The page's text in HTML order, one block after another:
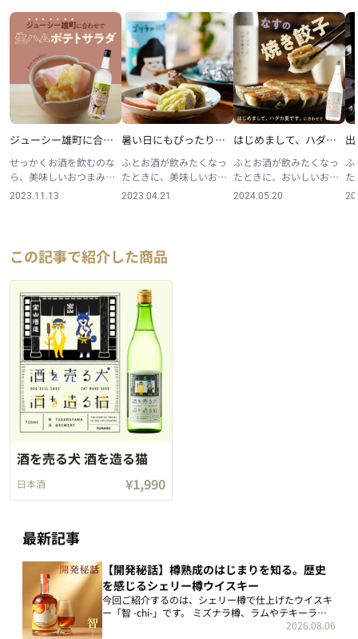
ジューシー雄町に合わ
せて「生ハムポテトサ
ラダ」
せっかくお酒を飲むのな
ら、美味しいおつまみも
合わせたいところ。そこ
回は日本酒「ジューシー
雄町」に合わせて楽し
む、「生ハムポテトサラ
ダ」のレシピです！ 「生
ハムポテトサラダ」 ＜材
料＞ 2人分・じゃがいも 2
個・マヨネーズ 大さじ...
2023.11.13
暑い日にもぴったり
「野菜たっぷり3種のホ
イル焼き」
ふとお酒が飲みたくなっ
たときに、美味しいおつ
まみがあれば晩酌もより
ル焼き」のレシピをご紹
介します。 「野菜たっぷ
り3種のホイル焼き」 ＜
材料＞ 2人分キャベツの
葉 2枚長芋 8センチ玉
ねぎ 1/2個にんにく
1/2かけベーコン（...
2023.04.21
はじめまして、ハダカ
麦です。に合わせて
「なすの焼き餃子」
ふとお酒が飲みたくなっ
たときに、おいしいおつ
まみがあれば晩酌もより
2024.05.20
ふ
た
ま
最新記事
【開発秘話】樽熟成のはじまりを知る。歴史
を感じるシェリー樽ウイスキー
今回ご紹介するのは、シェリー樽で仕上げたウイスキ
ー「智 -chi-」です。 ミズナラ樽、ラムやテキーラの
樽まで、さまざまな樽熟成のウイスキーを手がけてき
2026.08.06
この記事で紹介した商品
酒を売る犬 酒を造る猫
日本酒 ¥1,990